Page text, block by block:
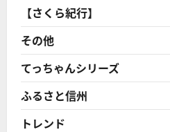
り
さ
ま
戦
過
熱
１
人
前
調
【さくら紀行】
その他
てっちゃんシリーズ
ふるさと信州
トレンド